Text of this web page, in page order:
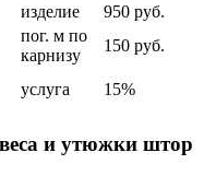
изделие
950 руб.
пог. м по
карнизу
150 руб.
услуга 15%
и утюжки штор